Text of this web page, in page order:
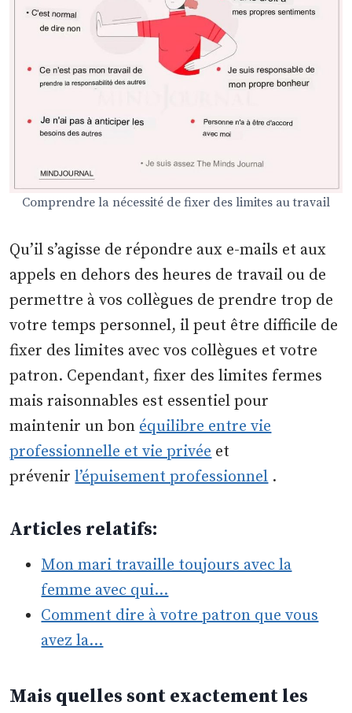
Comprendre la nécessité de fixer des limites au travail
Qu’il s’agisse de répondre aux e-mails et aux
appels en dehors des heures de travail ou de
permettre à vos collègues de prendre trop de
votre temps personnel, il peut être difficile de
fixer des limites avec vos collègues et votre
patron. Cependant, fixer des limites fermes
mais raisonnables est essentiel pour
maintenir un bonéquilibre entre vie
professionnelle et vie privéeet
prévenirl’épuisement professionnel.
Articles relatifs:
Mon mari travaille toujours avec la
femme avec qui…
Comment dire à votre patron que vous
avez la…
Mais quelles sont exactement les